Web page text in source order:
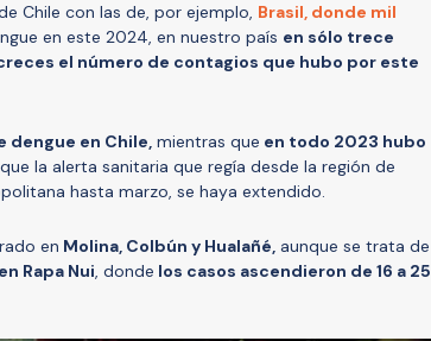
Chile con las de, por ejemplo, Brasil, donde mil
en este 2024, en nuestro país en sólo trece
el número de contagios que hubo por este
dengue en Chile, mientras que en todo 2023 hubo
la alerta sanitaria que regía desde la región de
hasta marzo, se haya extendido.
en Molina, Colbún y Hualañé, aunque se trata de
Rapa Nui, donde los casos ascendieron de 16 a 25